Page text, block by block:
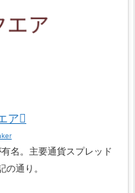
ア
名。主要通貨スプレッド
通り。